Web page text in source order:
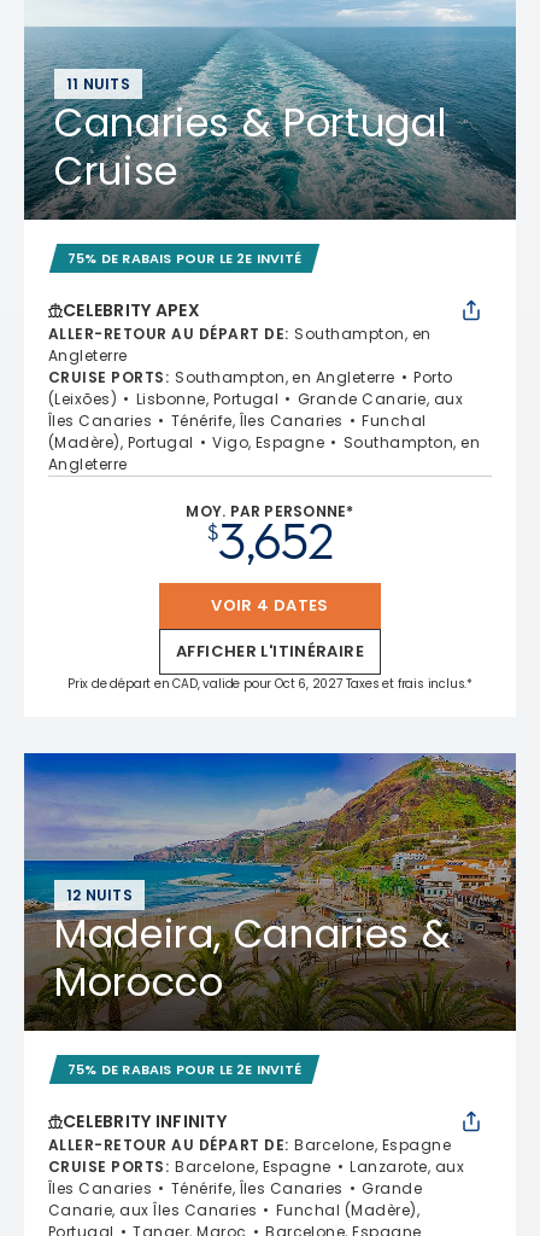
11 NUITS
Canaries & Portugal
Cruise
75% DE RABAIS POUR LE 2E INVITÉ
CELEBRITY APEX
ALLER-RETOUR AU DÉPART DE: Southampton, en
Angleterre
CRUISE PORTS: Southampton, en Angleterre
Porto
(Leixões)
Lisbonne, Portugal
Grande Canarie, aux
Îles Canaries
Ténérife, Îles Canaries
Funchal
(Madère), Portugal
Vigo, Espagne
Southampton, en
Angleterre
MOY. PAR PERSONNE*
$3,652
VOIR 4 DATES
AFFICHER L'ITINÉRAIRE
Prix de départ en CAD, valide pour Oct 6, 2027 Taxes et frais inclus.*
12 NUITS
Madeira, Canaries &
Morocco
75% DE RABAIS POUR LE 2E INVITÉ
CELEBRITY INFINITY
ALLER-RETOUR AU DÉPART DE: Barcelone, Espagne
CRUISE PORTS: Barcelone, Espagne
Lanzarote, aux
Îles Canaries
Ténérife, Îles Canaries
Grande
Canarie, aux Îles Canaries
Funchal (Madère),
Portugal
Tanger, Maroc Barcelone, Espagne